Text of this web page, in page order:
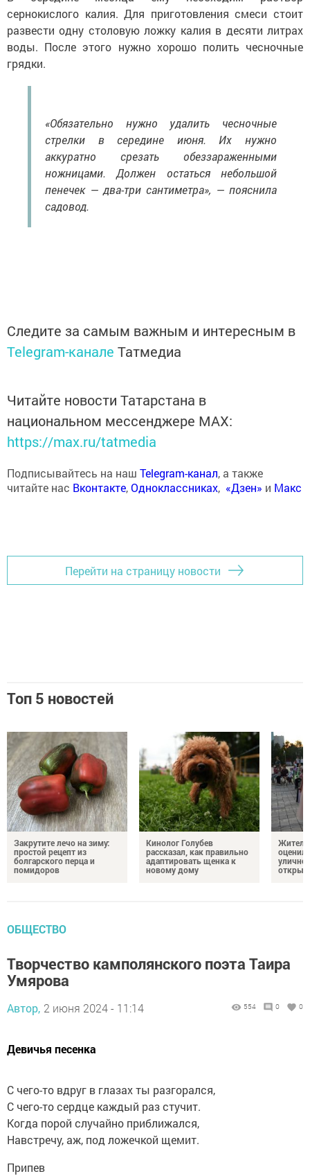
сернокислого калия. Для приготовления смеси стоит
развести одну столовую ложку калия в десяти литрах
воды. После этого нужно хорошо полить чесночные
грядки.
«Обязательно нужно удалить чесночные
стрелки в середине июня. Их нужно
аккуратно срезать обеззараженными
ножницами. Должен остаться небольшой
пенечек — два-три сантиметра», — пояснила
садовод.
Следите за самым важным и интересным в
Telegram-канале Татмедиа
Читайте новости Татарстана в
национальном мессенджере MАХ:
https://max.ru/tatmedia
Подписывайтесь на наш Telegram-канал, а также
читайте нас Вконтакте,Одноклассниках, «Дзен» и Макс
Перейти на страницу новости
Топ 5 новостей
Закрутите лечо на зиму:
простой рецепт из
болгарского перца и
помидоров
Кинолог Голубев
рассказал, как правильно
адаптировать щенка к
новому дому
ОБЩЕСТВО
Творчество камполянского поэта Таира
Умярова
Автор, 2 июня 2024 - 11:14 554 0 0
Девичья песенка
С чего-то вдруг в глазах ты разгорался,
С чего-то сердце каждый раз стучит.
Когда порой случайно приближался,
Навстречу, аж, под ложечкой щемит.
Припев